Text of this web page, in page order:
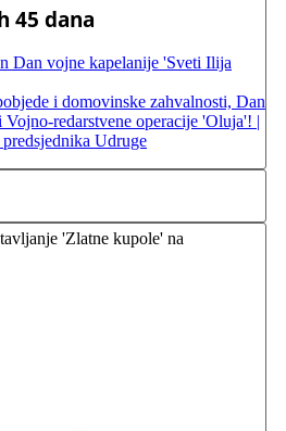
45 dana
Dan vojne kapelanije 'Sveti Ilija
i domovinske zahvalnosti, Dan
redarstvene operacije 'Oluja'! |
Udruge
'Zlatne kupole' na